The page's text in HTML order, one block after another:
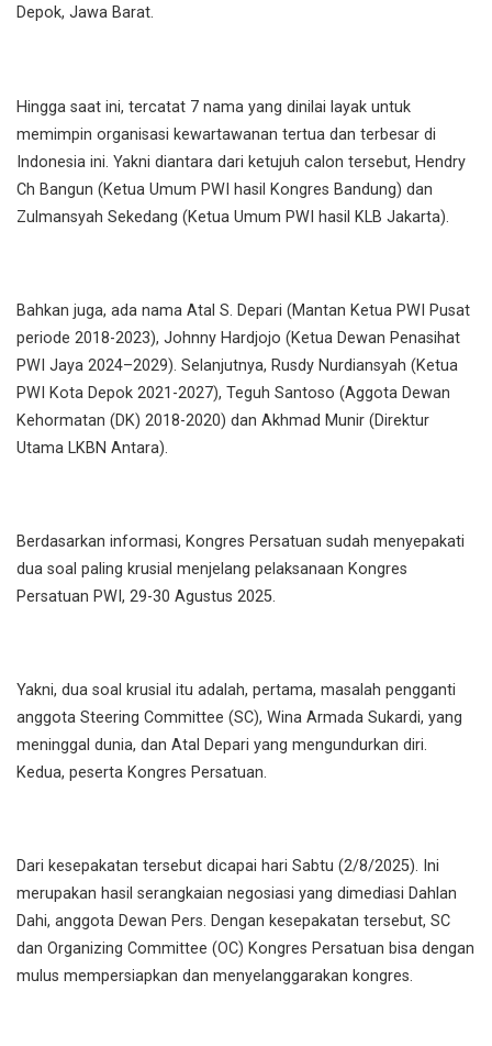
Depok, Jawa Barat.
Hingga saat ini, tercatat 7 nama yang dinilai layak untuk
memimpin organisasi kewartawanan tertua dan terbesar di
Indonesia ini. Yakni diantara dari ketujuh calon tersebut, Hendry
Ch Bangun (Ketua Umum PWI hasil Kongres Bandung) dan
Zulmansyah Sekedang (Ketua Umum PWI hasil KLB Jakarta).
Bahkan juga, ada nama Atal S. Depari (Mantan Ketua PWI Pusat
periode 2018-2023), Johnny Hardjojo (Ketua Dewan Penasihat
PWI Jaya 2024–2029). Selanjutnya, Rusdy Nurdiansyah (Ketua
PWI Kota Depok 2021-2027), Teguh Santoso (Aggota Dewan
Kehormatan (DK) 2018-2020) dan Akhmad Munir (Direktur
Utama LKBN Antara).
Berdasarkan informasi, Kongres Persatuan sudah menyepakati
dua soal paling krusial menjelang pelaksanaan Kongres
Persatuan PWI, 29-30 Agustus 2025.
Yakni, dua soal krusial itu adalah, pertama, masalah pengganti
anggota Steering Committee (SC), Wina Armada Sukardi, yang
meninggal dunia, dan Atal Depari yang mengundurkan diri.
Kedua, peserta Kongres Persatuan.
Dari kesepakatan tersebut dicapai hari Sabtu (2/8/2025). Ini
merupakan hasil serangkaian negosiasi yang dimediasi Dahlan
Dahi, anggota Dewan Pers. Dengan kesepakatan tersebut, SC
dan Organizing Committee (OC) Kongres Persatuan bisa dengan
mulus mempersiapkan dan menyelanggarakan kongres.